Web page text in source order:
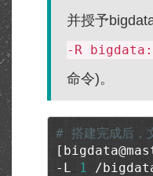
并授予
-R
命令)。
# 搭建完成后，
-L
1
/